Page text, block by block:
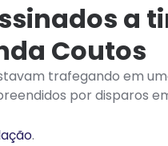
a
Coutos
trafegando em
por disparos
.